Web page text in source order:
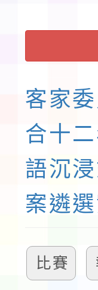
客家
合十
語沉
案遴
比賽